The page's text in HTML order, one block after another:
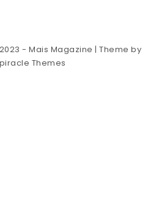
- Mais Magazine | Theme by
Themes